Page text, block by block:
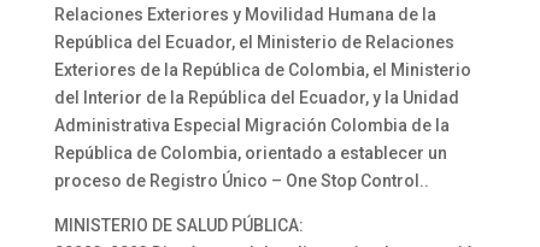
Relaciones Exteriores y Movilidad Humana de la
República del Ecuador, el Ministerio de Relaciones
Exteriores de la República de Colombia, el Ministerio
del Interior de la República del Ecuador, y la Unidad
Administrativa Especial Migración Colombia de la
República de Colombia, orientado a establecer un
proceso de Registro Único – One Stop Control..
MINISTERIO DE SALUD PÚBLICA: